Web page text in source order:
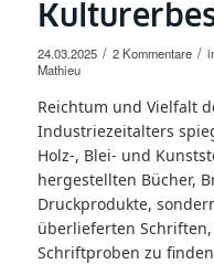
24.03.2025 / 2 Kommentare /
Mathieu
Reichtum und Vielfalt
Industriezeitalters
Holz-, Blei- und
hergestellten Bücher,
Druckprodukte,
überlieferten
Schriftproben zu